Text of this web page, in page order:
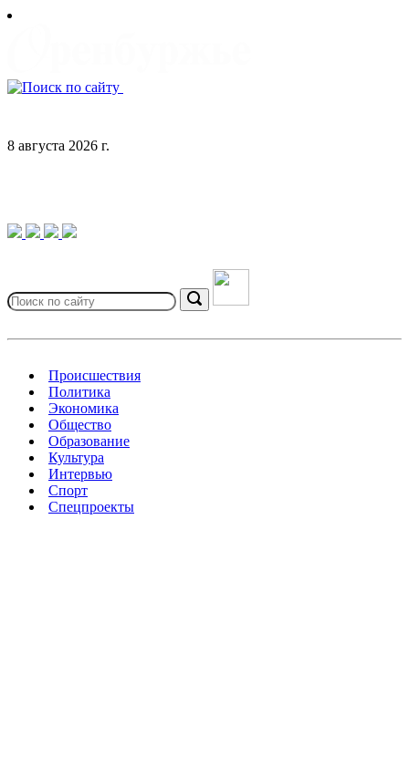
Skip
8 августа 2026 г.
for:
Search
Происшествия
Политика
Экономика
Общество
Образование
Культура
Интервью
Спорт
Спецпроекты